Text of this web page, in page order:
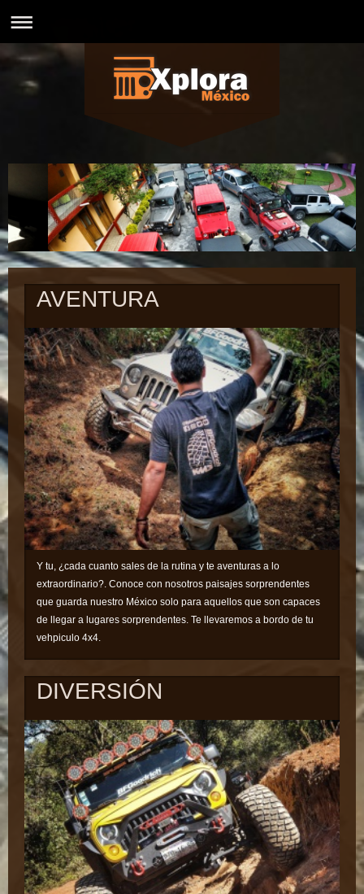
AVENTURA
Y tu, ¿cada cuanto sales de la rutina y te aventuras a lo
extraordinario?. Conoce con nosotros paisajes sorprendentes
que guarda nuestro México solo para aquellos que son capaces
de llegar a lugares sorprendentes. Te llevaremos a bordo de tu
vehpiculo 4x4.
DIVERSIÓN